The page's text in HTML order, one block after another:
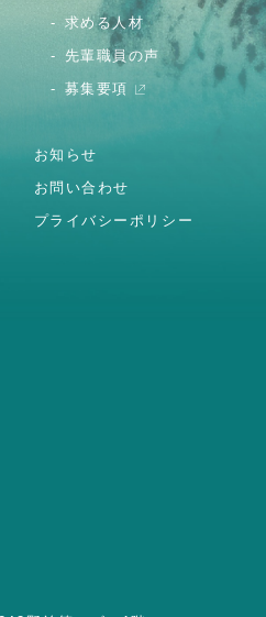
求める人材
先輩職員の声
募集要項
お知らせ
お問い合わせ
プライバシーポリシー